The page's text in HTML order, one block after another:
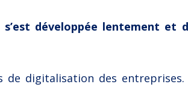
s’est développée lentement et
digitalisation des entreprises.